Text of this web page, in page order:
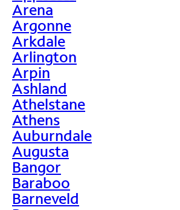
Arena
Argonne
Arkdale
Arlington
Arpin
Ashland
Athelstane
Athens
Auburndale
Augusta
Bangor
Baraboo
Barneveld